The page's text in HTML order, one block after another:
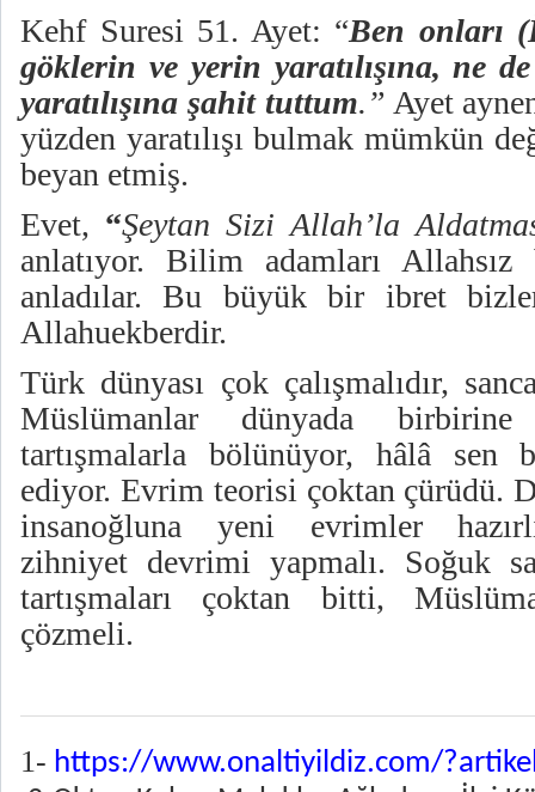
Kehf Suresi 51. Ayet: “Ben onları
göklerin ve yerin yaratılışına, ne
yaratılışına şahit tuttum.” Ayet
yüzden yaratılışı bulmak mümkün
beyan etmiş.
Evet, “Şeytan Sizi Allah’la
anlatıyor. Bilim adamları Allahsız
anladılar. Bu büyük bir ibret
Allahuekberdir.
Türk dünyası çok çalışmalıdır,
Müslümanlar dünyada
tartışmalarla bölünüyor, hâlâ sen
ediyor. Evrim teorisi çoktan çürüdü.
insanoğluna yeni evrimler
zihniyet devrimi yapmalı. Soğuk
tartışmaları çoktan bitti,
çözmeli.
1- https://www.onaltiyildiz.com/